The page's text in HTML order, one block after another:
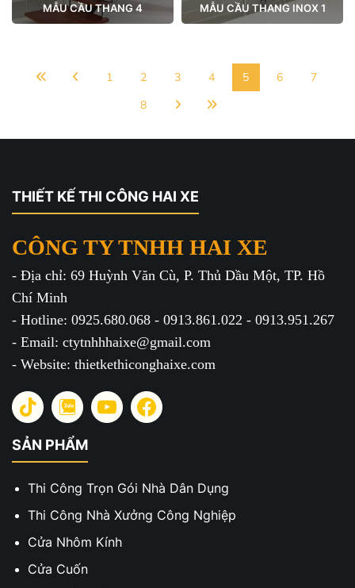
MẪU CẦU THANG 4 MẪU CẦU THANG INOX 1
1 2 3 4 5 6
7
8
THIẾT KẾ THI CÔNG HAI XE
CÔNG TY TNHH HAI XE
- Địa chỉ: 69 Huỳnh Văn Cù, P. Thủ Dầu Một, TP. Hồ
Chí Minh
- Hotline: 0925.680.068 - 0913.861.022 - 0913.951.267
- Email: ctytnhhhaixe@gmail.com
- Website: thietkethiconghaixe.com
SẢN PHẨM
Thi Công Trọn Gói Nhà Dân Dụng
Thi Công Nhà Xưởng Công Nghiệp
Cửa Nhôm Kính
Cửa Cuốn